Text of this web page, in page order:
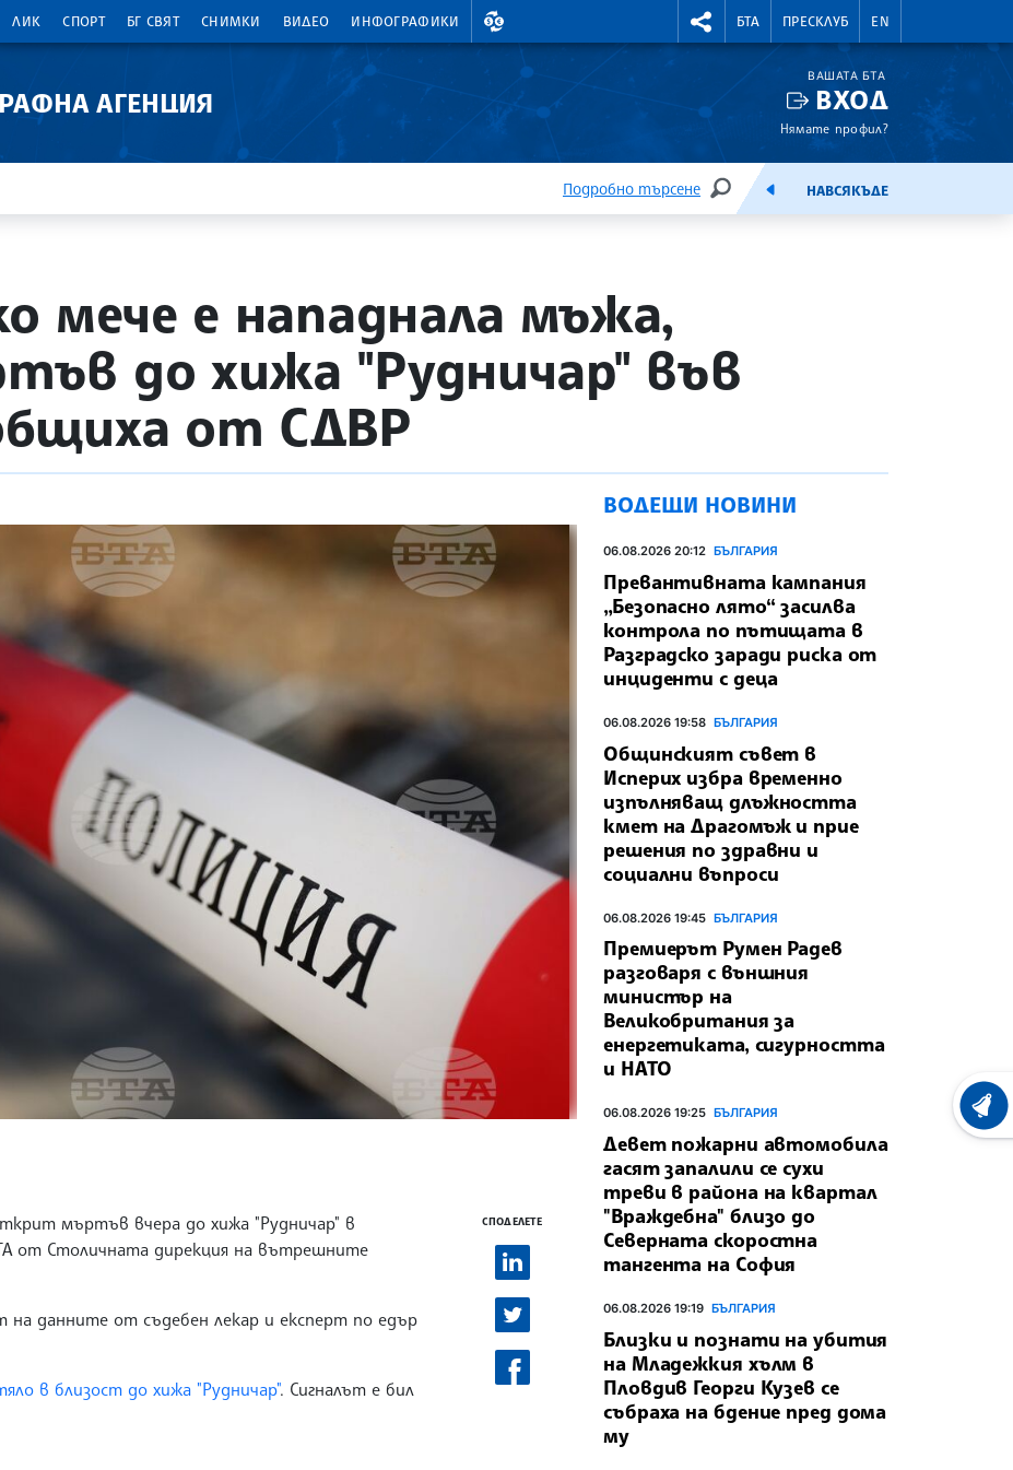
ЛИК СПОРТ БГ СВЯТ СНИМКИ ВИДЕО ИНФОГРАФИКИ
ВАЛУТНИ КУРСОВЕ RIGHTMENU.SOCIAL
БТА ПРЕСКЛУБ EN
АГЕНЦИЯ
ВАШАТА БТА
ВХОД
Нямате профил?
Подробно търсене
ТЪРСЕНЕЕМИСИЯНАВСЯКЪДЕ
мече е нападнала мъжа,
до хижа "Рудничар" във
от СДВР
мъртъв вчера до хижа "Рудничар" в
от Столичната дирекция на вътрешните
на данните от съдебен лекар и експерт по едър
в близост до хижа "Рудничар". Сигналът е бил
СПОДЕЛЕТЕ
ВОДЕЩИ НОВИНИ
06.08.2026 20:12 БЪЛГАРИЯ
Превантивната кампания
„Безопасно лято“ засилва
контрола по пътищата в
Разградско заради риска от
инциденти с деца
06.08.2026 19:58 БЪЛГАРИЯ
Общинският съвет в
Исперих избра временно
изпълняващ длъжността
кмет на Драгомъж и прие
решения по здравни и
социални въпроси
06.08.2026 19:45 БЪЛГАРИЯ
Премиерът Румен Радев
разговаря с външния
министър на
Великобритания за
енергетиката, сигурността
и НАТО
06.08.2026 19:25 БЪЛГАРИЯ
Девет пожарни автомобила
гасят запалили се сухи
треви в района на квартал
"Враждебна" близо до
Северната скоростна
тангента на София
06.08.2026 19:19 БЪЛГАРИЯ
Близки и познати на убития
на Младежкия хълм в
Пловдив Георги Кузев се
събраха на бдение пред дома
му